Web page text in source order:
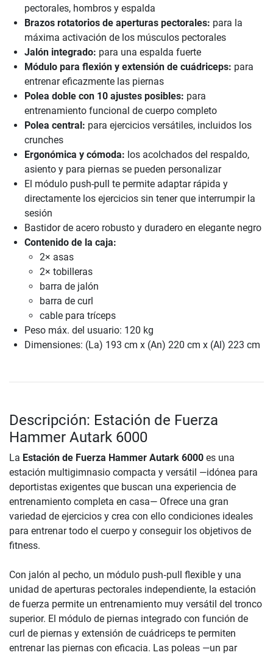
pectorales, hombros y espalda
Brazos rotatorios de aperturas pectorales: para la
máxima activación de los músculos pectorales
Jalón integrado: para una espalda fuerte
Módulo para flexión y extensión de cuádriceps: para
entrenar eficazmente las piernas
Polea doble con 10 ajustes posibles: para
entrenamiento funcional de cuerpo completo
Polea central: para ejercicios versátiles, incluidos los
crunches
Ergonómica y cómoda: los acolchados del respaldo,
asiento y para piernas se pueden personalizar
El módulo push-pull te permite adaptar rápida y
directamente los ejercicios sin tener que interrumpir la
sesión
Bastidor de acero robusto y duradero en elegante negro
Contenido de la caja:
2× asas
2× tobilleras
barra de jalón
barra de curl
cable para tríceps
Peso máx. del usuario: 120 kg
Dimensiones: (La) 193 cm x (An) 220 cm x (Al) 223 cm
Descripción: Estación de Fuerza
Hammer Autark 6000
La Estación de Fuerza Hammer Autark 6000 es una
estación multigimnasio compacta y versátil —idónea para
deportistas exigentes que buscan una experiencia de
entrenamiento completa en casa— Ofrece una gran
variedad de ejercicios y crea con ello condiciones ideales
para entrenar todo el cuerpo y conseguir los objetivos de
fitness.
Con jalón al pecho, un módulo push‑pull flexible y una
unidad de aperturas pectorales independiente, la estación
de fuerza permite un entrenamiento muy versátil del tronco
superior. El módulo de piernas integrado con función de
curl de piernas y extensión de cuádriceps te permiten
entrenar las piernas con eficacia. Las poleas —un par